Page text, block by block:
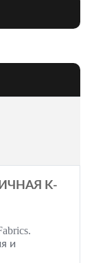
K-
и